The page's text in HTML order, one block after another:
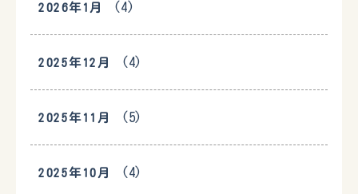
2026年1月 (4)
2025年12月 (4)
2025年11月 (5)
2025年10月 (4)